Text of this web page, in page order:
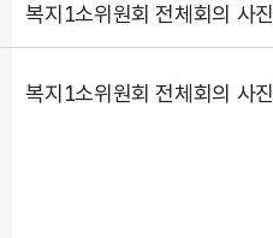
복지1소위원회 전체회의 사진
복지1소위원회 전체회의 사진